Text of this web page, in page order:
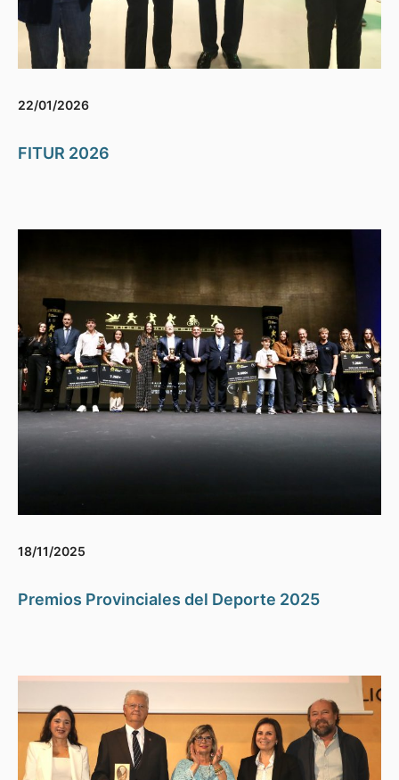
22/01/2026
FITUR 2026
18/11/2025
Premios Provinciales del Deporte 2025